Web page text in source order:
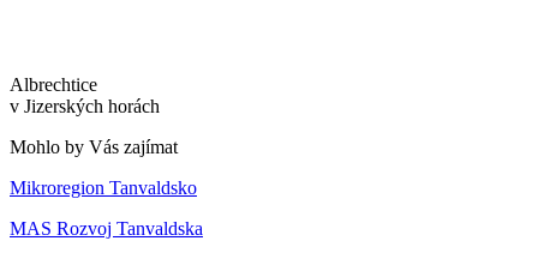
Albrechtice
v Jizerských horách
Mohlo by Vás zajímat
Mikroregion Tanvaldsko
MAS Rozvoj Tanvaldska